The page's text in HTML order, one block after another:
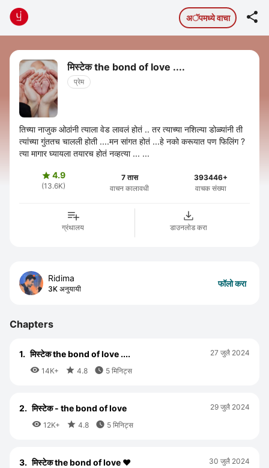
अॅपमध्ये वाचा 
मिस्टेक the bond of love ....
प्रेम
तिच्या नाजुक ओठांनी त्याला वेड लावलं होतं .. तर त्याच्या नशिल्या डोळ्यांनी ती
त्यांच्या गुंततच चालली होती ....मन सांगत होतं ...हे नको करूयात पण फिलिंग ?
त्या मागार घ्यायला तयारच होतं नव्हत्या ... ...
4.9
(13.6K)
7 तास
वाचन कालावधी
393446+
वाचक संख्या
ग्रंथालय डाउनलोड करा
Ridima
3K अनुयायी
फॉलो करा
Chapters
1. मिस्टेक the bond of love ....
 14K+  4.8  5 मिनिट्स
27 जुलै 2024
2. मिस्टेक - the bond of love
 12K+  4.8  5 मिनिट्स
29 जुलै 2024
3. मिस्टेक the bond of love ❤️ 30 जुलै 2024